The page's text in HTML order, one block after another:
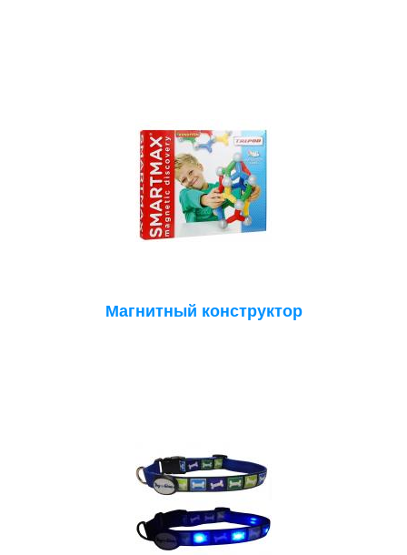
Магнитный конструктор